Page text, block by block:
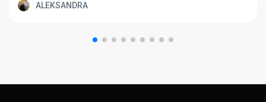
ALEKSANDRA